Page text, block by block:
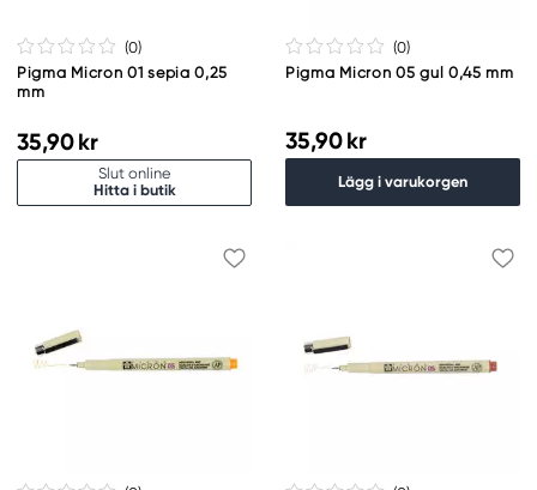
(0)
Pigma Micron 01 sepia 0,25
mm
35,90 kr
Slut online
Hitta i butik
(0)
Pigma Micron 05 gul 0,45 mm
35,90 kr
Lägg i varukorgen